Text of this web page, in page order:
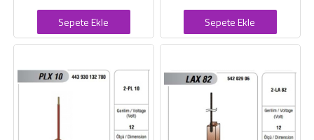
Sepete Ekle Sepete Ekle